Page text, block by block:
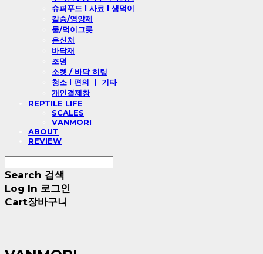
슈퍼푸드 l 사료 l 생먹이
칼슘/영양제
물/먹이그릇
은신처
바닥재
조명
소켓 / 바닥 히팅
청소 l 편의 ㅣ 기타
개인결제창
REPTILE LIFE
SCALES
VANMORI
ABOUT
REVIEW
Search 검색
Log In 로그인
Cart장바구니